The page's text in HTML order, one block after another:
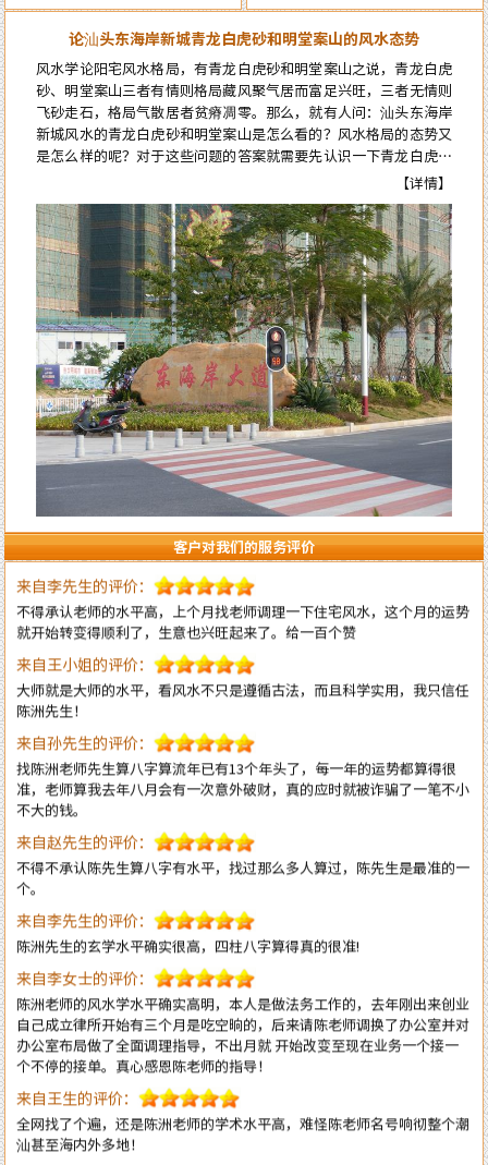
论汕头东海岸新城青龙白虎砂和明堂案山的风水态势
风水学论阳宅风水格局，有青龙白虎砂和明堂案山之说，青龙白虎
砂、明堂案山三者有情则格局藏风聚气居而富足兴旺，三者无情则
飞砂走石，格局气散居者贫瘠凋零。那么，就有人问：汕头东海岸
新城风水的青龙白虎砂和明堂案山是怎么看的？风水格局的态势又
是怎么样的呢？对于这些问题的答案就需要先认识一下青龙白虎和
【详情】
客户对我们的服务评价
来自李女士的评价：
陈洲老师的风水学水平确实高明，本人是做法务工作的，去年刚出来创业
自己成立律所开始有三个月是吃空晌的，后来请陈老师调换了办公室并对
办公室布局做了全面调理指导，不出月就 开始改变至现在业务一个接一
个不停的接单。真心感恩陈老师的指导！
来自王生的评价：
全网找了个遍，还是陈洲老师的学术水平高，难怪陈老师名号响彻整个潮
来自李先生的评价：
不得承认老师的水平高，上个月找老师调理一下住宅风水，这个月的运势
就开始转变得顺利了，生意也兴旺起来了。给一百个赞
来自王小姐的评价：
大师就是大师的水平，看风水不只是遵循古法，而且科学实用，我只信任
陈洲先生！
来自孙先生的评价：
找陈洲老师先生算八字算流年已有13个年头了，每一年的运势都算得很
准，老师算我去年八月会有一次意外破财，真的应时就被诈骗了一笔不小
不大的钱。
来自赵先生的评价：
不得不承认陈先生算八字有水平，找过那么多人算过，陈先生是最准的一
个。
来自李先生的评价：
陈洲先生的玄学水平确实很高，四柱八字算得真的很准!
来自李女士的评价：
陈洲老师的风水学水平确实高明，本人是做法务工作的，去年刚出来创业
自己成立律所开始有三个月是吃空晌的，后来请陈老师调换了办公室并对
办公室布局做了全面调理指导，不出月就 开始改变至现在业务一个接一
个不停的接单。真心感恩陈老师的指导！
来自王生的评价：
全网找了个遍，还是陈洲老师的学术水平高，难怪陈老师名号响彻整个潮
汕甚至海内外多地！
来自李先生的评价：
不得承认老师的水平高，上个月找老师调理一下住宅风水，这个月的运势